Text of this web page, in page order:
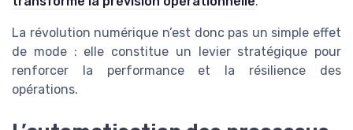
La révolution numérique n’est donc pas un simple effet
de mode : elle constitue un levier stratégique pour
renforcer la performance et la résilience des
opérations.